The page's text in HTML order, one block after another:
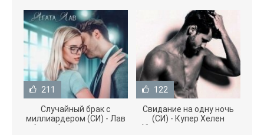
211
Случайный брак с
миллиардером (СИ) - Лав
Агата (полная версия
122
Свидание на одну ночь
(СИ) - Купер Хелен
(бесплатные серии книг